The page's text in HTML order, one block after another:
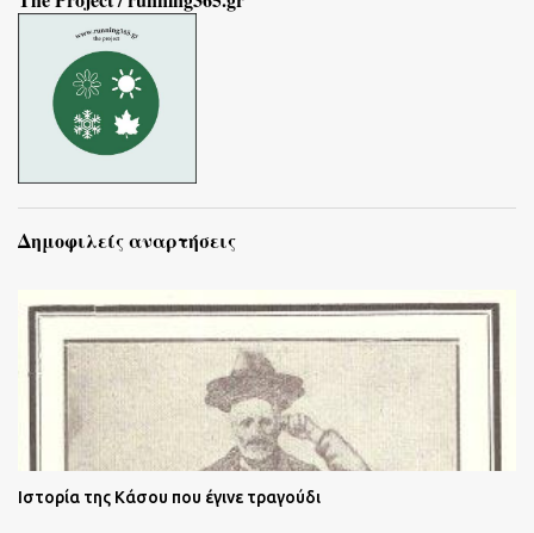
Δημοφιλείς αναρτήσεις
Ιστορία της Κάσου που έγινε τραγούδι